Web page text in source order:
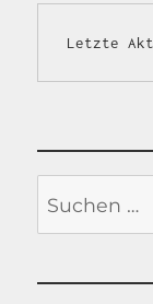
Letzte
nach: